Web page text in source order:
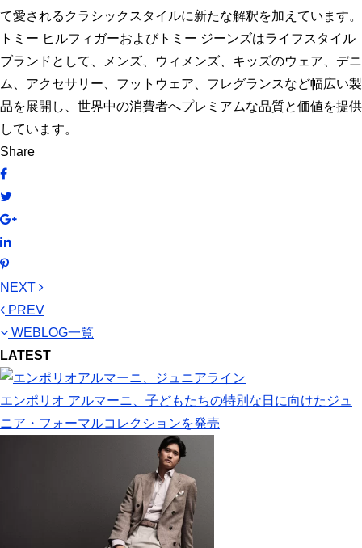
て愛されるクラシックスタイルに新たな解釈を加えています。
トミー ヒルフィガーおよびトミー ジーンズはライフスタイル
ブランドとして、メンズ、ウィメンズ、キッズのウェア、デニ
ム、アクセサリー、フットウェア、フレグランスなど幅広い製
品を展開し、世界中の消費者へプレミアムな品質と価値を提供
しています。
Share
NEXT
PREV
WEBLOG一覧
LATEST
エンポリオ アルマーニ、子どもたちの特別な日に向けたジュ
ニア・フォーマルコレクションを発売